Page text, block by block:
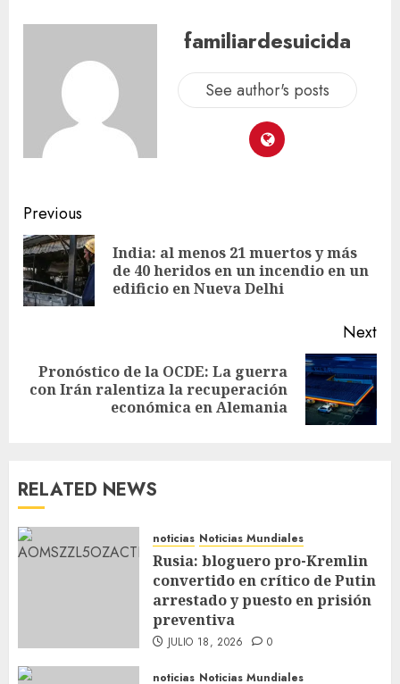
familiardesuicida
See author's posts
Previous
India: al menos 21 muertos y más
de 40 heridos en un incendio en un
edificio en Nueva Delhi
Next
Pronóstico de la OCDE: La guerra
con Irán ralentiza la recuperación
económica en Alemania
RELATED NEWS
noticias Noticias Mundiales
Rusia: bloguero pro-Kremlin
convertido en crítico de Putin
arrestado y puesto en prisión
preventiva
JULIO 18, 2026 0
noticias Noticias Mundiales